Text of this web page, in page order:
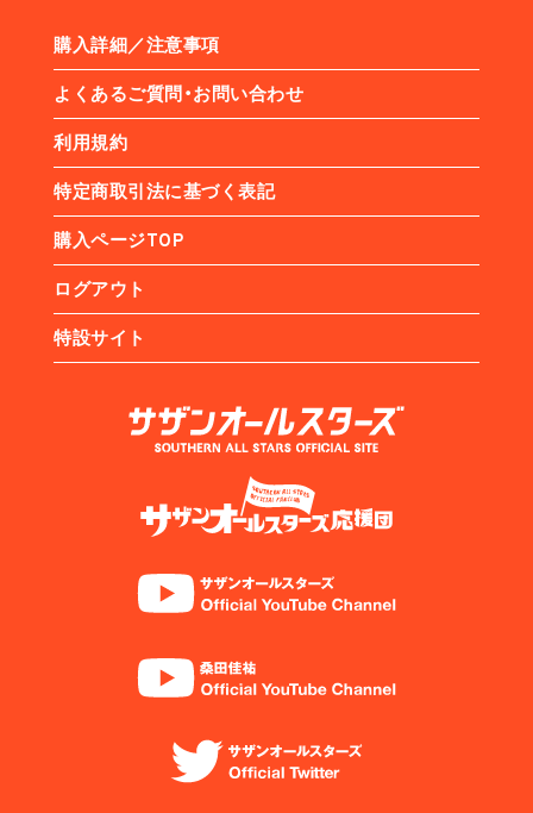
購入詳細／注意事項
よくあるご質問・お問い合わせ
利用規約
特定商取引法に基づく表記
購入ページTOP
ログアウト
特設サイト